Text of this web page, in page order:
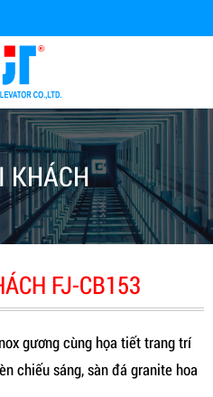
KHÁCH
FJ-CB153
gương cùng họa tiết trang trí
chiếu sáng, sàn đá granite hoa